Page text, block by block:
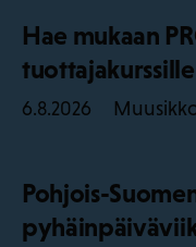
Hae mukaan
6.8.2026
Pohjois-